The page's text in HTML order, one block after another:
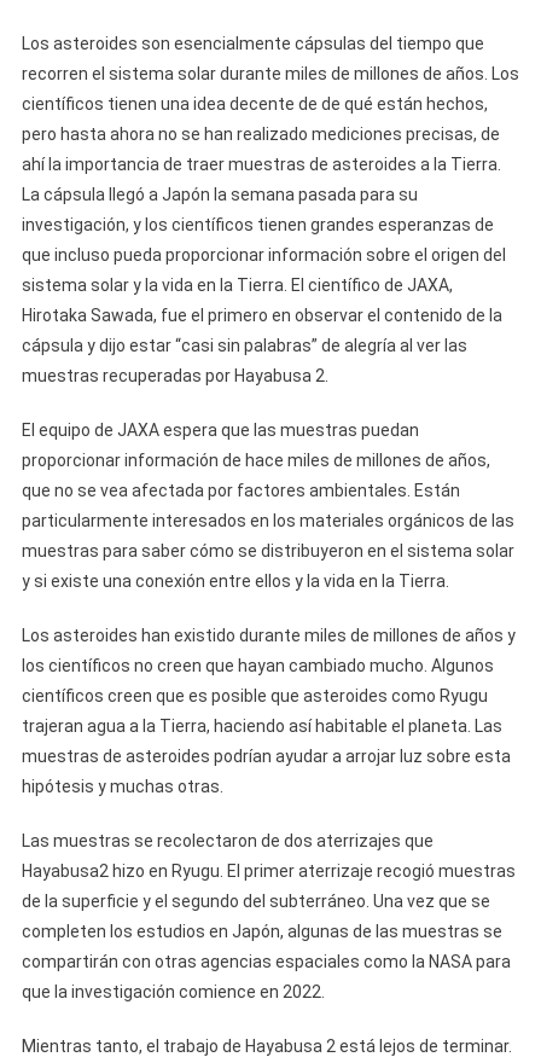
Los asteroides son esencialmente cápsulas del tiempo que
recorren el sistema solar durante miles de millones de años. Los
científicos tienen una idea decente de de qué están hechos,
pero hasta ahora no se han realizado mediciones precisas, de
ahí la importancia de traer muestras de asteroides a la Tierra.
La cápsula llegó a Japón la semana pasada para su
investigación, y los científicos tienen grandes esperanzas de
que incluso pueda proporcionar información sobre el origen del
sistema solar y la vida en la Tierra. El científico de JAXA,
Hirotaka Sawada, fue el primero en observar el contenido de la
cápsula y dijo estar “casi sin palabras” de alegría al ver las
muestras recuperadas por Hayabusa 2.
El equipo de JAXA espera que las muestras puedan
proporcionar información de hace miles de millones de años,
que no se vea afectada por factores ambientales. Están
particularmente interesados ​​en los materiales orgánicos de las
muestras para saber cómo se distribuyeron en el sistema solar
y si existe una conexión entre ellos y la vida en la Tierra.
Los asteroides han existido durante miles de millones de años y
los científicos no creen que hayan cambiado mucho. Algunos
científicos creen que es posible que asteroides como Ryugu
trajeran agua a la Tierra, haciendo así habitable el planeta. Las
muestras de asteroides podrían ayudar a arrojar luz sobre esta
hipótesis y muchas otras.
Las muestras se recolectaron de dos aterrizajes que
Hayabusa2 hizo en Ryugu. El primer aterrizaje recogió muestras
de la superficie y el segundo del subterráneo. Una vez que se
completen los estudios en Japón, algunas de las muestras se
compartirán con otras agencias espaciales como la NASA para
que la investigación comience en 2022.
Mientras tanto, el trabajo de Hayabusa 2 está lejos de terminar.